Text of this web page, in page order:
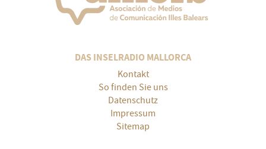
DAS INSELRADIO MALLORCA
Kontakt
So finden Sie uns
Datenschutz
Impressum
Sitemap